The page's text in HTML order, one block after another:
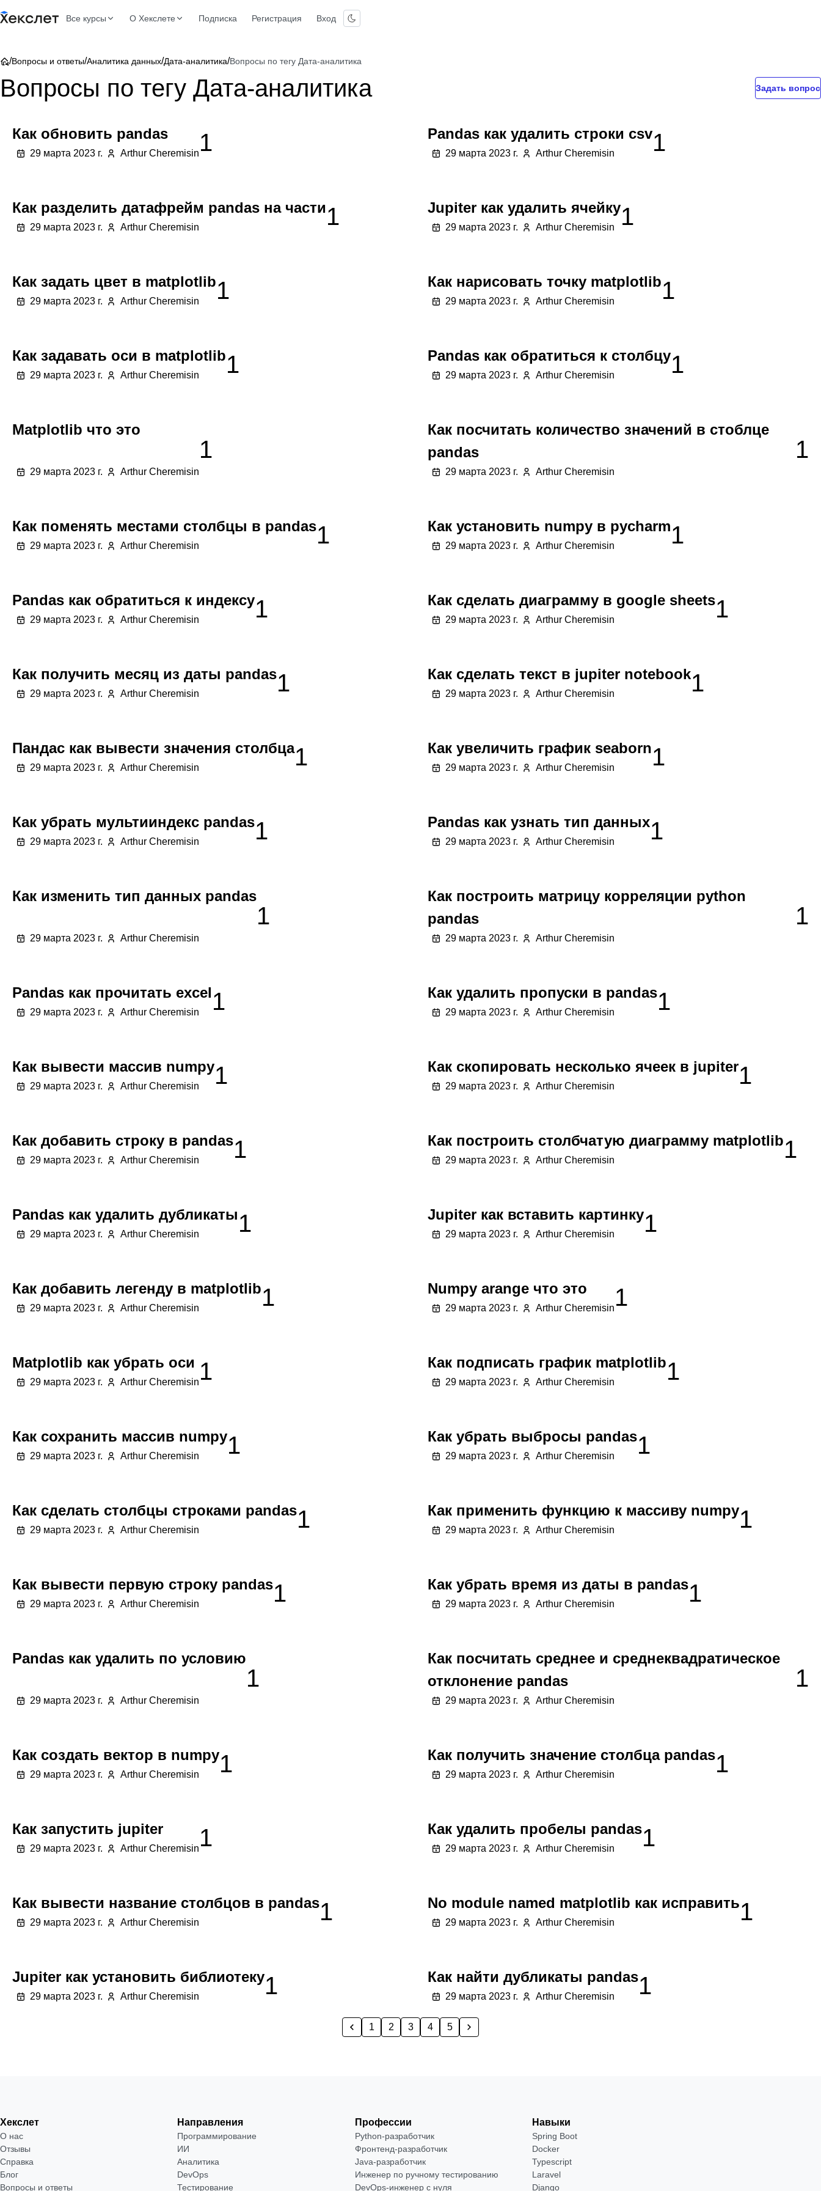
Все курсы О Хекслете Подписка Регистрация Вход
/Вопросы и ответы/Аналитика данных/Дата-аналитика/Вопросы по тегу Дата-аналитика
Вопросы по тегу Дата-аналитика Задать вопрос
Как обновить pandas
29 марта 2023 г. Arthur Cheremisin 1 Pandas как удалить строки csv
29 марта 2023 г. Arthur Cheremisin 1
Как разделить датафрейм pandas на части
29 марта 2023 г. Arthur Cheremisin 1 Jupiter как удалить ячейку
29 марта 2023 г. Arthur Cheremisin 1
Как задать цвет в matplotlib
29 марта 2023 г. Arthur Cheremisin 1 Как нарисовать точку matplotlib
29 марта 2023 г. Arthur Cheremisin 1
Как задавать оси в matplotlib
29 марта 2023 г. Arthur Cheremisin 1 Pandas как обратиться к столбцу
29 марта 2023 г. Arthur Cheremisin 1
Matplotlib что это
29 марта 2023 г. Arthur Cheremisin
1
Как посчитать количество значений в стоблце
pandas
29 марта 2023 г. Arthur Cheremisin
1
Как поменять местами столбцы в pandas
29 марта 2023 г. Arthur Cheremisin 1 Как установить numpy в pycharm
29 марта 2023 г. Arthur Cheremisin 1
Pandas как обратиться к индексу
29 марта 2023 г. Arthur Cheremisin 1 Как сделать диаграмму в google sheets
29 марта 2023 г. Arthur Cheremisin 1
Как получить месяц из даты pandas
29 марта 2023 г. Arthur Cheremisin 1 Как сделать текст в jupiter notebook
29 марта 2023 г. Arthur Cheremisin 1
Пандас как вывести значения столбца
29 марта 2023 г. Arthur Cheremisin 1 Как увеличить график seaborn
29 марта 2023 г. Arthur Cheremisin 1
Как убрать мультииндекс pandas
29 марта 2023 г. Arthur Cheremisin 1 Pandas как узнать тип данных
29 марта 2023 г. Arthur Cheremisin 1
Как изменить тип данных pandas
29 марта 2023 г. Arthur Cheremisin
1
Как построить матрицу корреляции python
pandas
29 марта 2023 г. Arthur Cheremisin
1
Pandas как прочитать excel
29 марта 2023 г. Arthur Cheremisin 1 Как удалить пропуски в pandas
29 марта 2023 г. Arthur Cheremisin 1
Как вывести массив numpy
29 марта 2023 г. Arthur Cheremisin 1 Как скопировать несколько ячеек в jupiter
29 марта 2023 г. Arthur Cheremisin 1
Как добавить строку в pandas
29 марта 2023 г. Arthur Cheremisin 1 Как построить столбчатую диаграмму matplotlib
29 марта 2023 г. Arthur Cheremisin 1
Pandas как удалить дубликаты
29 марта 2023 г. Arthur Cheremisin 1 Jupiter как вставить картинку
29 марта 2023 г. Arthur Cheremisin 1
Как добавить легенду в matplotlib
29 марта 2023 г. Arthur Cheremisin 1 Numpy arange что это
29 марта 2023 г. Arthur Cheremisin 1
Matplotlib как убрать оси
29 марта 2023 г. Arthur Cheremisin 1 Как подписать график matplotlib
29 марта 2023 г. Arthur Cheremisin 1
Как сохранить массив numpy
29 марта 2023 г. Arthur Cheremisin 1 Как убрать выбросы pandas
29 марта 2023 г. Arthur Cheremisin 1
Как сделать столбцы строками pandas
29 марта 2023 г. Arthur Cheremisin 1 Как применить функцию к массиву numpy
29 марта 2023 г. Arthur Cheremisin 1
Как вывести первую строку pandas
29 марта 2023 г. Arthur Cheremisin 1 Как убрать время из даты в pandas
29 марта 2023 г. Arthur Cheremisin 1
Pandas как удалить по условию
29 марта 2023 г. Arthur Cheremisin
1
Как посчитать среднее и среднеквадратическое
отклонение pandas
29 марта 2023 г. Arthur Cheremisin
1
Как создать вектор в numpy
29 марта 2023 г. Arthur Cheremisin 1 Как получить значение столбца pandas
29 марта 2023 г. Arthur Cheremisin 1
Как запустить jupiter
29 марта 2023 г. Arthur Cheremisin 1 Как удалить пробелы pandas
29 марта 2023 г. Arthur Cheremisin 1
Как вывести название столбцов в pandas
29 марта 2023 г. Arthur Cheremisin 1 No module named matplotlib как исправить
29 марта 2023 г. Arthur Cheremisin 1
Jupiter как установить библиотеку
29 марта 2023 г. Arthur Cheremisin 1 Как найти дубликаты pandas
29 марта 2023 г. Arthur Cheremisin 1
1 2 3 4 5
Хекслет
О нас
Отзывы
Справка
Блог
Вопросы и ответы
Направления
Программирование
ИИ
Аналитика
DevOps
Тестирование
Профессии
Python-разработчик
Фронтенд-разработчик
Java-разработчик
Инженер по ручному тестированию
DevOps-инженер с нуля
Навыки
Spring Boot
Docker
Typescript
Laravel
Django